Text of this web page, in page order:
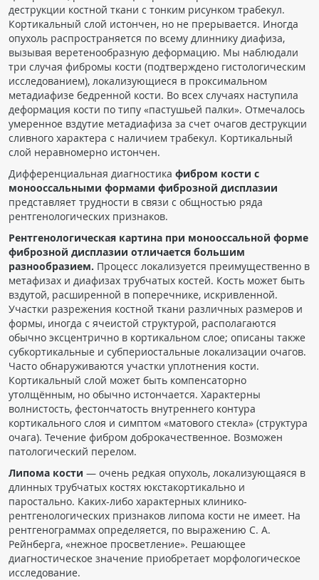
деструкции костной ткани с тонким рисунком трабекул.
Кортикальный слой истончен, но не прерывается. Иногда
опухоль распространяется по всему длиннику диафиза,
вызывая веретенообразную деформацию. Мы наблюдали
три случая фибромы кости (подтверждено гистологическим
исследованием), локализующиеся в проксимальном
метадиафизе бедренной кости. Во всех случаях наступила
деформация кости по типу «пастушьей палки». Отмечалось
умеренное вздутие метадиафиза за счет очагов деструкции
сливного характера с наличием трабекул. Кортикальный
слой неравномерно истончен.
Дифференциальная диагностика фибром кости с
монооссальными формами фиброзной дисплазии
представляет трудности в связи с общностью ряда
рентгенологических признаков.
Рентгенологическая картина при монооссальной форме
фиброзной дисплазии отличается большим
разнообразием. Процесс локализуется преимущественно в
метафизах и диафизах трубчатых костей. Кость может быть
вздутой, расширенной в поперечнике, искривленной.
Участки разрежения костной ткани различных размеров и
формы, иногда с ячеистой структурой, располагаются
обычно эксцентрично в кортикальном слое; описаны также
субкортикальные и субпериостальные локализации очагов.
Часто обнаруживаются участки уплотнения кости.
Кортикальный слой может быть компенсаторно
утолщённым, но обычно истончается. Характерны
волнистость, фестончатость внутреннего контура
кортикального слоя и симптом «матового стекла» (структура
очага). Течение фибром доброкачественное. Возможен
патологический перелом.
Липома кости — очень редкая опухоль, локализующаяся в
длинных трубчатых костях юкстакортикально и
паростально. Каких-либо характерных клинико-
рентгенологических признаков липома кости не имеет. На
рентгенограммах определяется, по выражению С. А.
Рейнберга, «нежное просветление». Решающее
диагностическое значение приобретает морфологическое
исследование.